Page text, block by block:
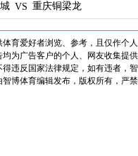
VS 重庆铜梁龙
体育爱好者浏览、参考，且仅作个
为广告客户的个人、网友收集提
得违反国家法律规定，如有违者，
博体育编辑发布，版权所有，严